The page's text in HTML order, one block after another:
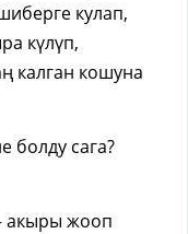
кулап,
күлүп,
калган кошуна
болду сага?
акыры жооп